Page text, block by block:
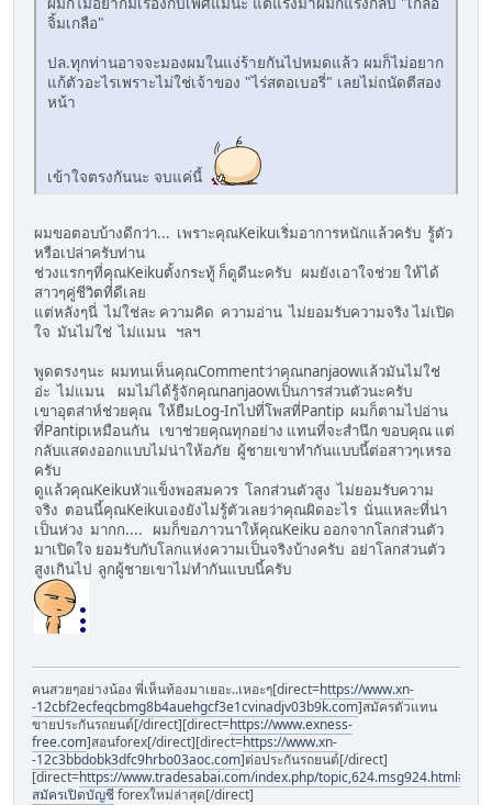
จิ้มเกลือ"
ปล.ทุกท่านอาจจะมองผมในแง่ร้ายกันไปหมดแล้ว ผมก็ไม่อยาก
แก้ตัวอะไรเพราะไม่ใช่เจ้าของ "ไร่สตอเบอรี่" เลยไม่ถนัดตีสอง
หน้า
เข้าใจตรงกันนะ จบแค่นี้
ผมขอตอบบ้างดีกว่า... เพราะคุณKeikuเริ่มอาการหนักแล้วครับ รู้ตัว
หรือเปล่าครับท่าน
ช่วงแรกๆที่คุณKeikuตั้งกระทู้ ก็ดูดีนะครับ ผมยังเอาใจช่วย ให้ได้
สาวๆคู่ชีวิตที่ดีเลย
แต่หลังๆนี่ ไม่ใช่ละ ความคิด ความอ่าน ไม่ยอมรับความจริง ไม่เปิด
ใจ มันไม่ใช่ ไม่แมน ฯลฯ
พูดตรงๆนะ ผมทนเห็นคุณCommentว่าคุณnanjaowแล้วมันไม่ใช่
อ่ะ ไม่แมน ผมไม่ได้รู้จักคุณnanjaowเป็นการส่วนตัวนะครับ
เขาอุตส่าห์ช่วยคุณ ให้ยืมLog-Inไปที่โพสที่Pantip ผมก็ตามไปอ่าน
ที่Pantipเหมือนกัน เขาช่วยคุณทุกอย่าง แทนที่จะสำนึก ขอบคุณ แต่
กลับแสดงออกแบบไม่น่าให้อภัย ผู้ชายเขาทำกันแบบนี้ต่อสาวๆเหรอ
ครับ
ดูแล้วคุณKeikuหัวแข็งพอสมควร โลกส่วนตัวสูง ไม่ยอมรับความ
จริง ตอนนี้คุณKeikuเองยังไม่รู้ตัวเลยว่าคุณผิดอะไร นั่นแหละที่น่า
เป็นห่วง มากก.... ผมก็ขอภาวนาให้คุณKeiku ออกจากโลกส่วนตัว
มาเปิดใจ ยอมรับกับโลกแห่งความเป็นจริงบ้างครับ อย่าโลกส่วนตัว
สูงเกินไป ลูกผู้ชายเขาไม่ทำกันแบบนี้ครับ
คนสวยๆอย่างน้อง พี่เห็นท้องมาเยอะ..เหอะๆ[direct=https://www.xn-
-12cbf2ecfeqcbmg8b4auehgcf3e1cvinadjv03b9k.com]สมัครตัวแทน
ขายประกันรถยนต์[/direct][direct=https://www.exness-
free.com]สอนforex[/direct][direct=https://www.xn-
-12c3bbdobk3dfc9hrbo03aoc.com]ต่อประกันรถยนต์[/direct]
[direct=https://www.tradesabai.com/index.php/
สมัครเปิดบัญชีforexใหม่ล่าสุด[/direct]